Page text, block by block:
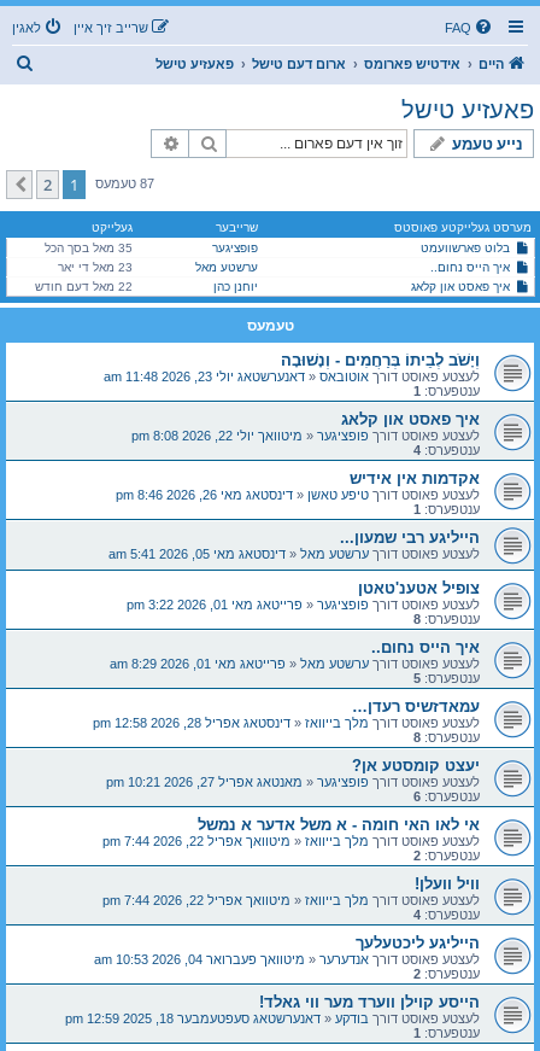
FAQ לאגין שרייב זיך איין
היים אידטיש פארומס ארום דעם טישל פאעזיע טישל
פאעזיע טישל
נייע טעמע זוך
87 טעמעס 1
2
קומענדיגע
מערסט געלייקטע פאוסטס שרייבער
געלייקט
בלוט פארשוועמט
פופציגער
35 מאל בסך הכל
איך הייס נחום..
ערשטע מאל
23 מאל די יאר
איך פאסט און קלאג
יוחנן כהן 22 מאל דעם חודש
טעמעס
וְיָשֹׁב לְבֵיתוֹ בְּרַחֲמִים - וְנָשׁוּבָה
לעצטע פאוסט דורך אוטובאס « דאנערשטאג יולי 23, 2026 11:48 am
ענטפערס: 1
איך פאסט און קלאג
לעצטע פאוסט דורך פופציגער « מיטוואך יולי 22, 2026 8:08 pm
ענטפערס: 4
אקדמות אין אידיש
לעצטע פאוסט דורך טיפע טאשן « דינסטאג מאי 26, 2026 8:46 pm
ענטפערס: 1
הייליגע רבי שמעון...
לעצטע פאוסט דורך ערשטע מאל « דינסטאג מאי 05, 2026 5:41 am
צופיל אטענ'טאטן
לעצטע פאוסט דורך פופציגער « פרייטאג מאי 01, 2026 3:22 pm
ענטפערס: 8
איך הייס נחום..
לעצטע פאוסט דורך ערשטע מאל « פרייטאג מאי 01, 2026 8:29 am
ענטפערס: 5
עמאדזשיס רעדן…
לעצטע פאוסט דורך מלך בייוואז « דינסטאג אפריל 28, 2026 12:58 pm
ענטפערס: 8
יעצט קומסטע אן?
לעצטע פאוסט דורך פופציגער « מאנטאג אפריל 27, 2026 10:21 pm
ענטפערס: 6
אי לאו האי חומה - א משל אדער א נמשל
לעצטע פאוסט דורך מלך בייוואז « מיטוואך אפריל 22, 2026 7:44 pm
ענטפערס: 2
וויל וועלן!
לעצטע פאוסט דורך מלך בייוואז « מיטוואך אפריל 22, 2026 7:44 pm
ענטפערס: 4
הייליגע ליכטעלעך
לעצטע פאוסט דורך אנדערער « מיטוואך פעברואר 04, 2026 10:53 am
ענטפערס: 2
הייסע קוילן ווערד מער ווי גאלד!
לעצטע פאוסט דורך בודקע « דאנערשטאג סעפטעמבער 18, 2025 12:59 pm
ענטפערס: 1